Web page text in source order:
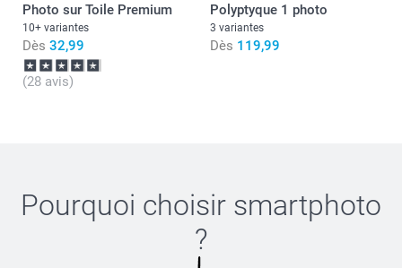
Quel est le format exact des toiles de ma composition ?
Photo sur Toile Premium
10+ variantes
Dès 32,99
(28 avis)
Polyptyque 1 photo
3 variantes
Dès 119,99
Pourquoi choisir smartphoto
?